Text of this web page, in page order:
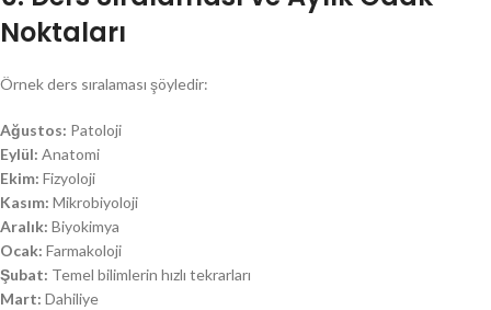
Noktaları
Örnek ders sıralaması şöyledir:
Ağustos: Patoloji
Eylül: Anatomi
Ekim: Fizyoloji
Kasım: Mikrobiyoloji
Aralık: Biyokimya
Ocak: Farmakoloji
Şubat: Temel bilimlerin hızlı tekrarları
Mart: Dahiliye